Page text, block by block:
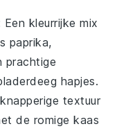
Een kleurrijkemix
paprika,
prachtige
hapjes.
textuur
de romige kaas